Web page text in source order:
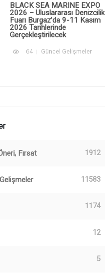
BLACK SEA MARINE EXPO
2026 – Uluslararası Denizcilik
Fuarı Burgaz'da 9-11 Kasım
2026 Tarihlerinde
Gerçekleştirilecek
64 Güncel Gelişmeler
Fırsat 1912
11583
1174
12
5